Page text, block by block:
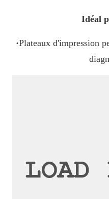
Idéal
·Plateaux d'impression